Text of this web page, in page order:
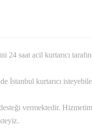
saat acil kurtarıcı
İstanbul kurtarıcı
vermektedir.